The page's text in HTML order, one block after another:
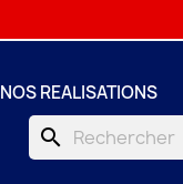
NOS REALISATIONS
search